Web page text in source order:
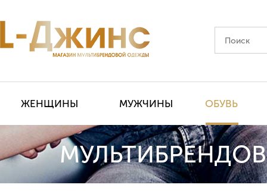
ЖЕНЩИНЫ МУЖЧИНЫ ОБУВЬ